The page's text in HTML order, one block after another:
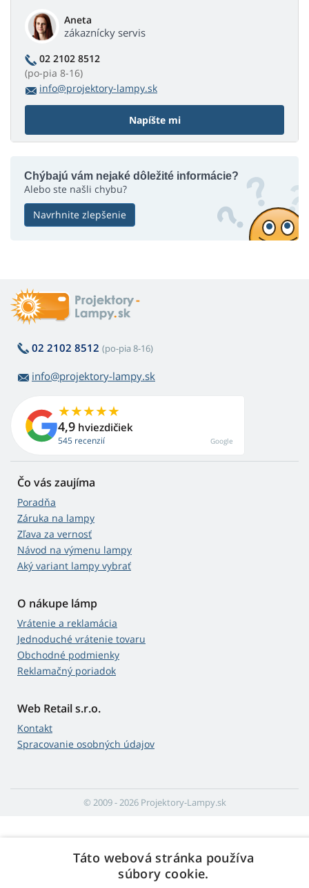
Aneta
zákaznícky servis
02 2102 8512
(po-pia 8-16)
info@projektory-lampy.sk
Napíšte mi
Chýbajú vám nejaké dôležité informácie?
Alebo ste našli chybu?
Navrhnite zlepšenie
02 2102 8512 (po-pia 8-16)
info@projektory-lampy.sk
4,9 hviezdičiek
545 recenzií Google
Čo vás zaujíma
Poradňa
Záruka na lampy
Zľava za vernosť
Návod na výmenu lampy
Aký variant lampy vybrať
O nákupe lámp
Vrátenie a reklamácia
Jednoduché vrátenie tovaru
Obchodné podmienky
Reklamačný poriadok
Web Retail s.r.o.
Kontakt
Spracovanie osobných údajov
© 2009 - 2026 Projektory-Lampy.sk
Táto webová stránka používa
súbory cookie.